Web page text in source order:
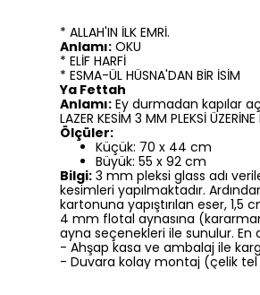
* ALLAH'IN İLK EMRİ.
Anlamı: OKU
* ELİF HARFİ
* ESMA-ÜL HÜSNA'DAN BİR İSİM
Ya Fettah
Anlamı: Ey durmadan kapılar
LAZER KESİM 3 MM PLEKSİ
Ölçüler:
Küçük: 70 x 44 cm
Büyük: 55 x 92 cm
Bilgi: 3 mm pleksi glass adı
kesimleri yapılmaktadır.
kartonuna yapıştırılan eser,
4 mm flotal aynasına
ayna seçenekleri ile sunulur. En
- Ahşap kasa ve ambalaj ile
- Duvara kolay montaj (çelik tel